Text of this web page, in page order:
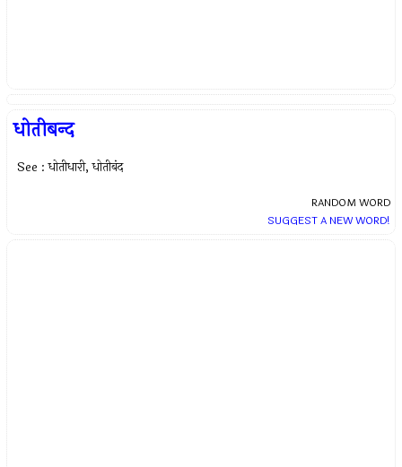
धोतीबन्द
See : धोतीधारी, धोतीबंद
RANDOM WORD
SUGGEST A NEW WORD!